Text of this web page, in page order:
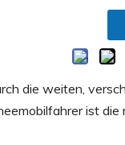
die weiten,
ist